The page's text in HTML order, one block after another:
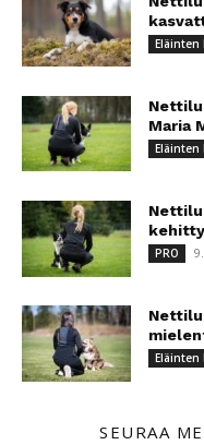
Maria
PRO
SEURAA